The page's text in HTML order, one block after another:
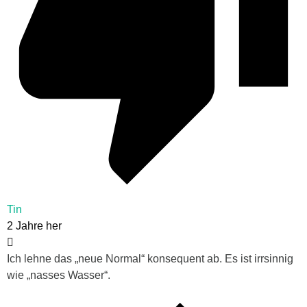
Tin
2 Jahre her
Ich lehne das „neue Normal“ konsequent ab. Es ist irrsinnig
wie „nasses Wasser“.